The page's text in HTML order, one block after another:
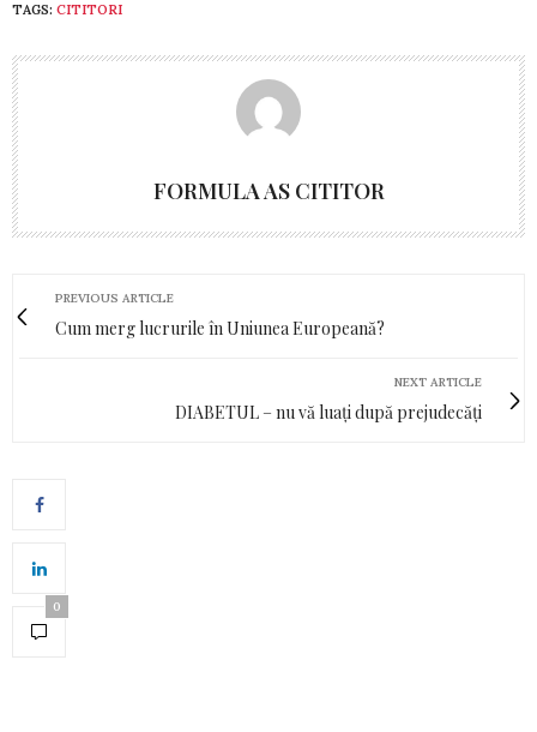
TAGS: CITITORI
FORMULA AS CITITOR
PREVIOUS ARTICLE
Cum merg lucrurile în Uniunea Europeană?
NEXT ARTICLE
DIABETUL – nu vă luați după prejudecăți
0